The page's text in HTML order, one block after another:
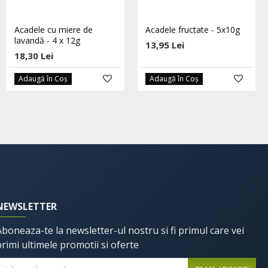
Dropsuri cu echinacea si
catina eco 60 buc HOYER
27,55 Lei 29,00 Lei
Acadele cu miere de
lavandă - 4 x 12g
18,30 Lei
Adaugă în Coş
Acadele fructate - 5x10g
13,95 Lei
Adaugă în Coş
te la newsletter-ul nostru si fi primul care vei
ultimele promotii si oferte